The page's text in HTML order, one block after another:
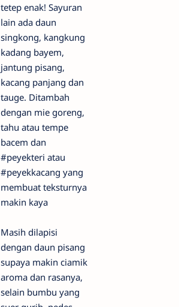
tetep enak! Sayuran
lain ada daun
singkong, kangkung
kadang bayem,
jantung pisang,
kacang panjang dan
tauge. Ditambah
dengan mie goreng,
tahu atau tempe
bacem dan
#peyekteri atau
#peyekkacang yang
membuat teksturnya
makin kaya
Masih dilapisi
dengan daun pisang
supaya makin ciamik
aroma dan rasanya,
selain bumbu yang